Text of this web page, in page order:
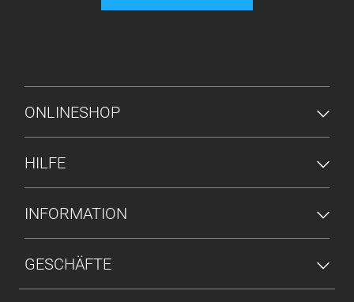
FUSSZEILENMENÜ
ONLINESHOP
HILFE
INFORMATION
GESCHÄFTE